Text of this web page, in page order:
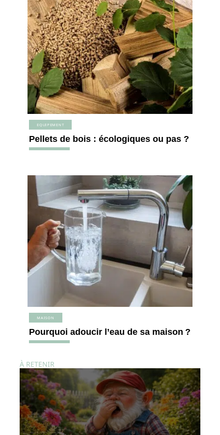
EQUIPEMENT
Pellets de bois : écologiques ou pas ?
MAISON
Pourquoi adoucir l’eau de sa maison ?
À RETENIR